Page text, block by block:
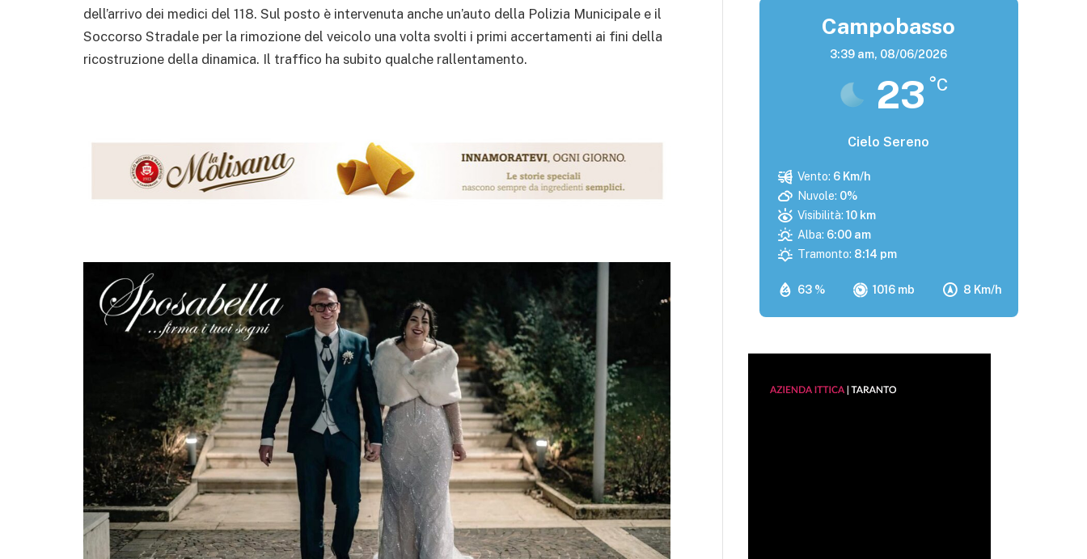
dell’arrivo dei medici del 118. Sul posto è intervenuta anche un’auto della Polizia Municipale e il
Soccorso Stradale per la rimozione del veicolo una volta svolti i primi accertamenti ai fini della
ricostruzione della dinamica. Il traffico ha subito qualche rallentamento.
Campobasso
3:39 am, 08/06/2026
23 °C
Cielo Sereno
63 % 1016 mb 8 Km/h
Vento: 6 Km/h
Nuvole: 0%
Visibilità: 10 km
Alba: 6:00 am
Tramonto: 8:14 pm